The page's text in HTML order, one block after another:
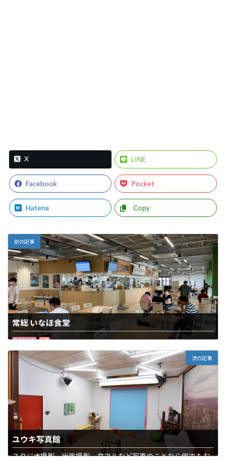
Facebook
X
Hatena
LINE
Pocket
Copy
前の記事
常総 いなほ食堂
むすびまち 和食
次の記事
ユウキ写真館
スタジオ撮影、出張撮影、卒アルなど写真のことなら何でもお